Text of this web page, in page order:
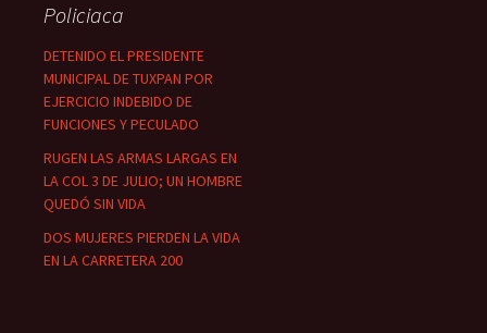
Policiaca
DETENIDO EL PRESIDENTE
MUNICIPAL DE TUXPAN POR
EJERCICIO INDEBIDO DE
FUNCIONES Y PECULADO
RUGEN LAS ARMAS LARGAS EN
LA COL 3 DE JULIO; UN HOMBRE
QUEDÓ SIN VIDA
DOS MUJERES PIERDEN LA VIDA
EN LA CARRETERA 200